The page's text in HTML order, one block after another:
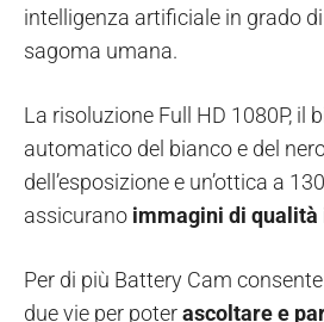
intelligenza artificiale in grado
sagoma umana.
La risoluzione Full HD 1080P, il
automatico del bianco e del
dell’esposizione e un’ottica a
assicurano immagini di qualità
Per di più Battery Cam
due vie per poterascoltare e